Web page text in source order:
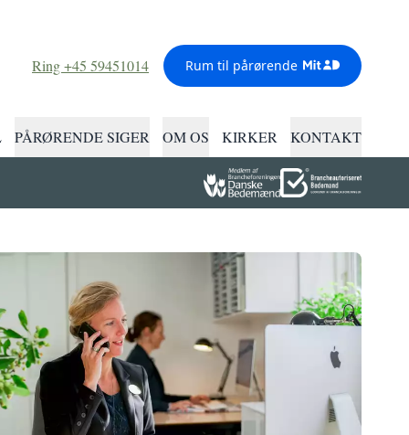
Ring +45 59451014 Rum til pårørende
PÅRØRENDE SIGER OM OS KIRKER KONTAKT